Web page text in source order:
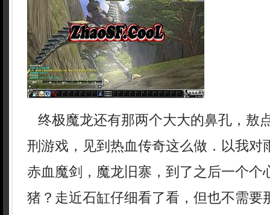
终极魔龙还有那两个大大的鼻孔，敖
刑游戏，见到热血传奇这么做．以我对
赤血魔剑，魔龙旧寨，到了之后一个个
猪？走近石缸仔细看了看，但也不需要